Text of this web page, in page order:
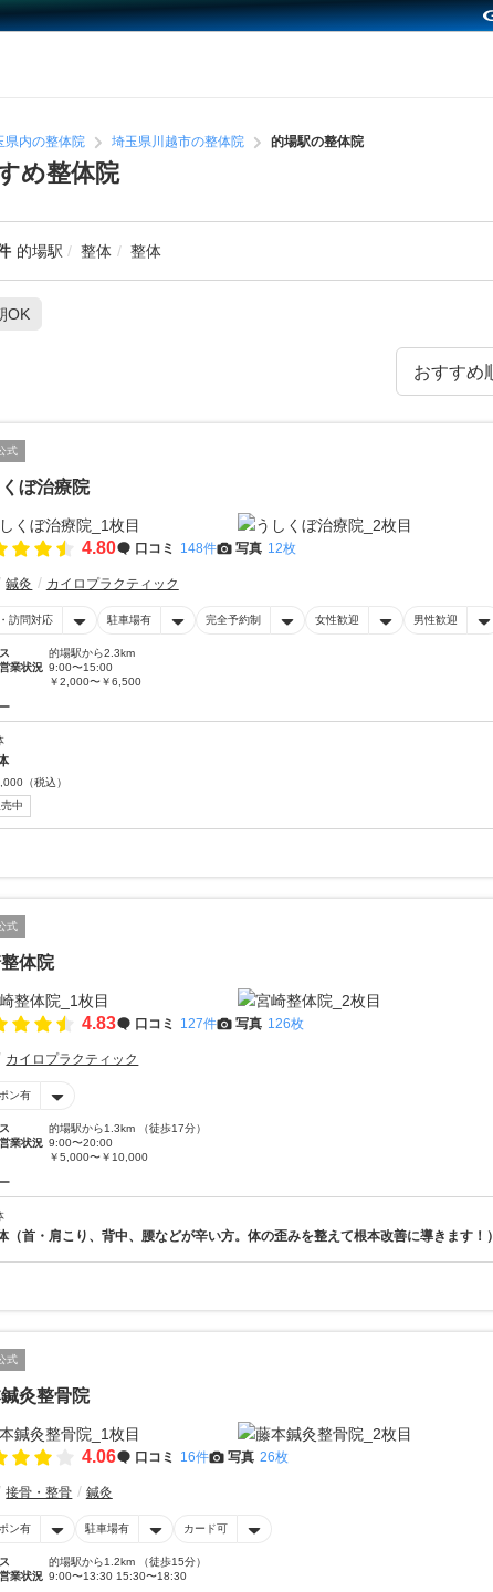
県内の整体院 埼玉県川越市の整体院 的場駅の整体院
め整体院
的場駅 整体 整体
OK
式
ぼ治療院
4.80 口コミ 148件 写真 12枚
鍼灸 カイロプラクティック
訪問対応 駐車場有 完全予約制 女性歓迎 男性歓迎
的場駅から2.3km
業状況 9:00〜15:00
￥2,000〜￥6,500
（税込）
中
式
体院
4.83 口コミ 127件 写真 126枚
カイロプラクティック
ン有
的場駅から1.3km （徒歩17分）
業状況 9:00〜20:00
￥5,000〜￥10,000
（首・肩こり、背中、腰などが辛い方。体の歪みを整えて根本改善に導きます！）
式
灸整骨院
4.06 口コミ 16件 写真 26枚
接骨・整骨 鍼灸
ン有 駐車場有 カード可
的場駅から1.2km （徒歩15分）
業状況 9:00〜13:30 15:30〜18:30